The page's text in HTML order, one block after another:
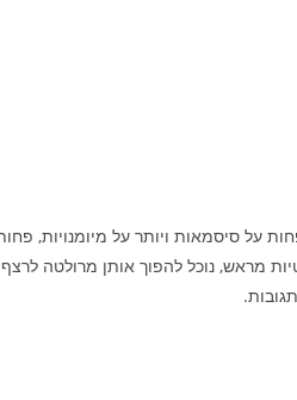
על סיסמאות ויותר על מיומנויות,
מראש, נוכל להפוך אותן מרולטה